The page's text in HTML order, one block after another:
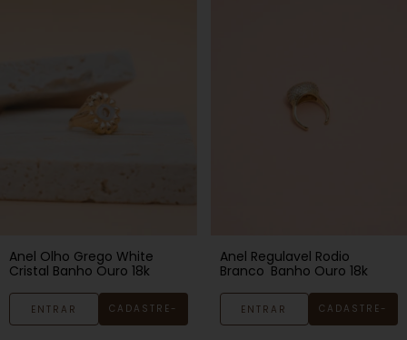
Anel Olho Grego White
Cristal Banho Ouro 18k
ENTRAR CADASTRE-
Anel Regulavel Rodio
Branco Banho Ouro 18k
ENTRAR CADASTRE-